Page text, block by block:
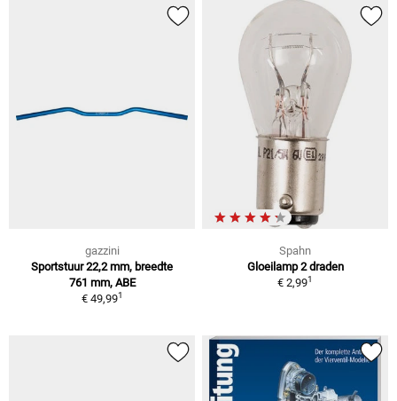
gazzini
Sportstuur 22,2 mm, breedte
761 mm, ABE
€ 49,991
Spahn
Gloeilamp 2 draden
€ 2,991